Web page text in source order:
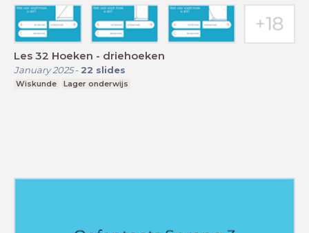
Les 32 Hoeken - driehoeken
January 2025- 22 slides
Wiskunde Lager onderwijs